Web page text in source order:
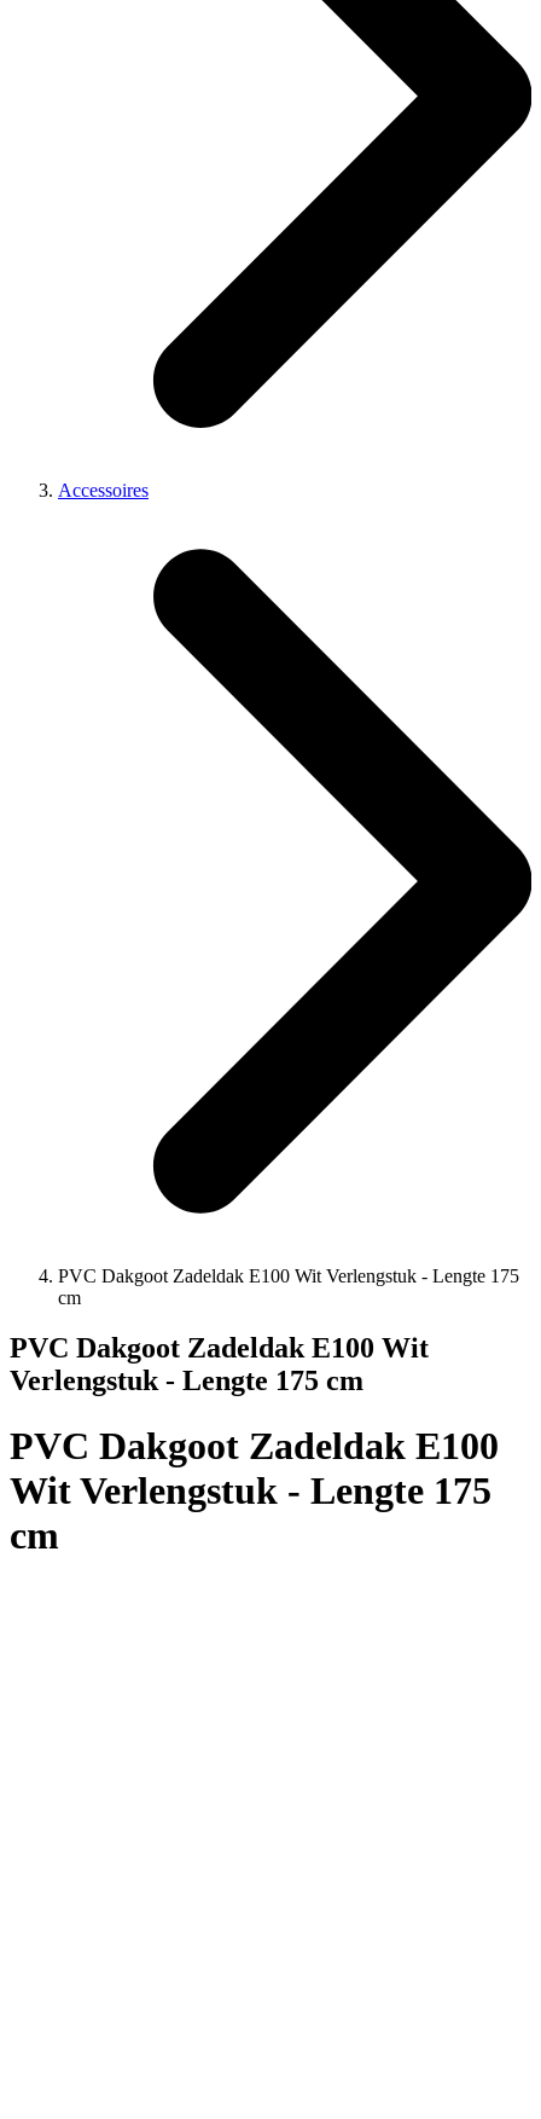
Accessoires
PVC Dakgoot Zadeldak E100 Wit Verlengstuk - Lengte 175
cm
PVC Dakgoot Zadeldak E100 Wit
Verlengstuk - Lengte 175 cm
PVC Dakgoot Zadeldak E100
Wit Verlengstuk - Lengte 175
cm